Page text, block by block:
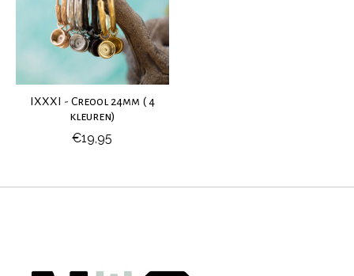
IXXXI - Creool 24mm ( 4
kleuren)
€19,95